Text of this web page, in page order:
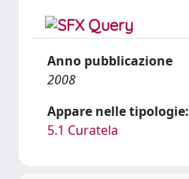
Anno pubblicazione
2008
Appare nelle tipologie:
5.1 Curatela